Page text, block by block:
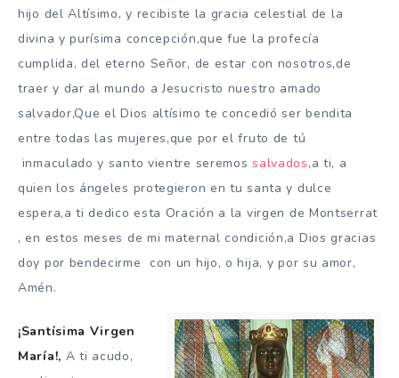
hijo del Altísimo, y recibiste la gracia celestial de la
divina y purísima concepción,que fue la profecía
cumplida, del eterno Señor, de estar con nosotros,de
traer y dar al mundo a Jesucristo nuestro amado
salvador,Que el Dios altísimo te concedió ser bendita
entre todas las mujeres,que por el fruto de tú
inmaculado y santo vientre seremossalvados,a ti, a
quien los ángeles protegieron en tu santa y dulce
espera,a ti dedico esta Oración a la virgen de Montserrat
, en estos meses de mi maternal condición,a Dios gracias
doy por bendecirme con un hijo, o hija, y por su amor,
Amén.
¡Santísima Virgen
María!, A ti acudo,